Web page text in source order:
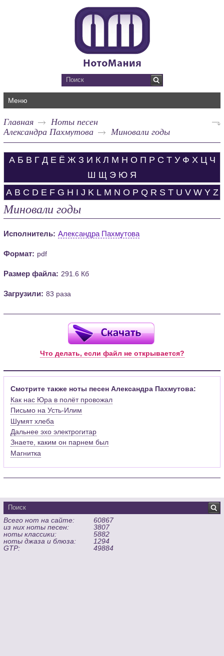
Меню
Главная
Ноты песен
Александра Пахмутова
Миновали годы
А Б В Г Д Е Ё Ж З И К Л М Н О П Р С Т У Ф Х Ц Ч
Ш Щ Э Ю Я
A B C D E F G H I J K L M N O P Q R S T U V W Y Z
Миновали годы
Исполнитель: Александра Пахмутова
Формат: pdf
Размер файла: 291.6 Кб
Загрузили: 83 раза
Что делать, если файл не открывается?
Смотрите также ноты песен Александра Пахмутова:
Как нас Юра в полёт провожал
Письмо на Усть-Илим
Шумят хлеба
Дальнее эхо электрогитар
Знаете, каким он парнем был
Магнитка
Всего нот на сайте:
60867
из них ноты песен:
3807
ноты классики:
5882
ноты джаза и блюза:
1294
GTP:
49884